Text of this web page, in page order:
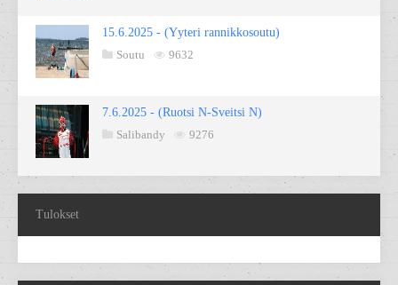
15.6.2025 - (Yyteri rannikkosoutu)
Soutu
9632
7.6.2025 - (Ruotsi N-Sveitsi N)
Salibandy
9276
Tulokset